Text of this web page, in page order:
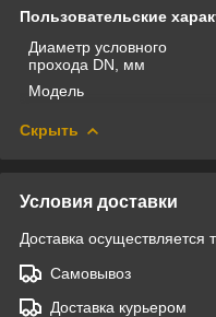
Пользовательские
Диаметр условного
прохода DN, мм
Модель
Скрыть
Условия доставки
Доставка осуществляется
Самовывоз
Доставка курьером